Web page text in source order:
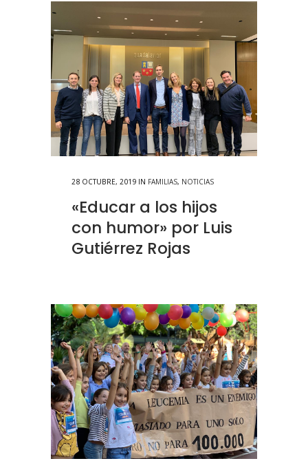
28 OCTUBRE, 2019 IN FAMILIAS, NOTICIAS
«Educar a los hijos
con humor» por Luis
Gutiérrez Rojas